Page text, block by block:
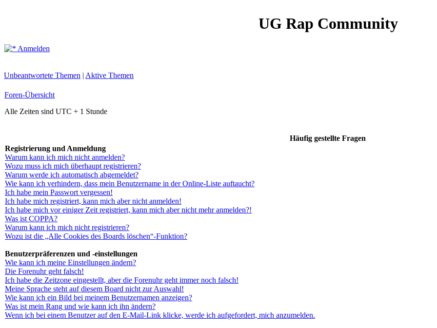
UG Rap Community
Anmelden
Unbeantwortete Themen | Aktive Themen
Foren-Übersicht
Alle Zeiten sind UTC + 1 Stunde
Häufig gestellte Fragen
Registrierung und Anmeldung
Warum kann ich mich nicht anmelden?
Wozu muss ich mich überhaupt registrieren?
Warum werde ich automatisch abgemeldet?
Wie kann ich verhindern, dass mein Benutzername in der Online-Liste auftaucht?
Ich habe mein Passwort vergessen!
Ich habe mich registriert, kann mich aber nicht anmelden!
Ich habe mich vor einiger Zeit registriert, kann mich aber nicht mehr anmelden?!
Was ist COPPA?
Warum kann ich mich nicht registrieren?
Wozu ist die „Alle Cookies des Boards löschen“-Funktion?
Benutzerpräferenzen und -einstellungen
Wie kann ich meine Einstellungen ändern?
Die Forenuhr geht falsch!
Ich habe die Zeitzone eingestellt, aber die Forenuhr geht immer noch falsch!
Meine Sprache steht auf diesem Board nicht zur Auswahl!
Wie kann ich ein Bild bei meinem Benutzernamen anzeigen?
Was ist mein Rang und wie kann ich ihn ändern?
Wenn ich bei einem Benutzer auf den E-Mail-Link klicke, werde ich aufgefordert, mich anzumelden.